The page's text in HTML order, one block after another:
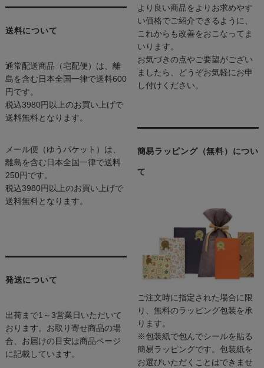
送料について
通常配送商品（宅配便）は、離
島を含む日本全国一律で送料600
円です。
税込3980円以上のお買い上げで
送料無料となります。
メール便（ゆうパケット）は、
離島を含む日本全国一律で送料
250円です。
税込3980円以上のお買い上げで
送料無料となります。
発送について
出荷まで1～3営業日いただいて
おります。お取り寄せ商品の場
合、お届けの目安は商品ページ
に記載しています。
より良い商品をよりお求めやす
い価格でご紹介できるように、
これからも改善をおこなってま
いります。
お気づきの点やご要望がござい
ましたら、どうぞお気軽にお申
し付けください。
簡易ラッピング（無料）につい
て
ご注文時に指定された場合に限
り、無料のラッピング包装を承
ります。
※包装紙で包んでシールを貼る
簡易ラッピングです。包装紙を
お選びいただくことはできませ